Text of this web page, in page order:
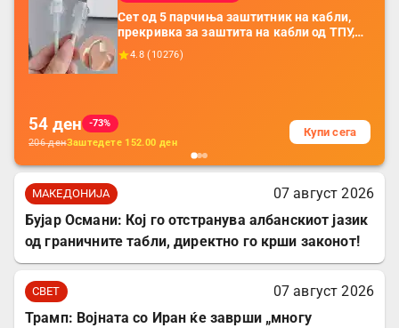
Сет од 5 парчиња заштитник на кабли,
прекривка за заштита на кабли од ТПУ,
додатоци за заштита на кабли, без
батерија, за мобилни телефони, комплет
4.8 (10276)
54 ден
-73%
206денЗаштедете 152.00 ден
Купи сега
МАКЕДОНИЈА
07 август 2026
Бујар Османи: Кој го отстранува албанскиот јазик
од граничните табли, директно го крши законот!
СВЕТ
07 август 2026
Трамп: Војната со Иран ќе заврши „многу